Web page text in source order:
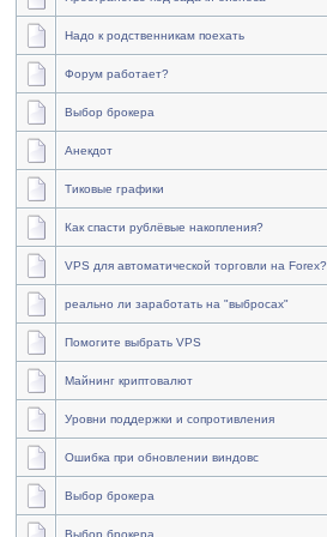
Надо к родственникам поехать
Форум работает?
Выбор брокера
Анекдот
Тиковые графики
Как спасти рублёвые накопления?
VPS для автоматической торговли на Forex?
реально ли заработать на "выбросах"
Помогите выбрать VPS
Майнинг криптовалют
Уровни поддержки и сопротивления
Ошибка при обновлении виндовс
Выбор брокера
Выбор брокера